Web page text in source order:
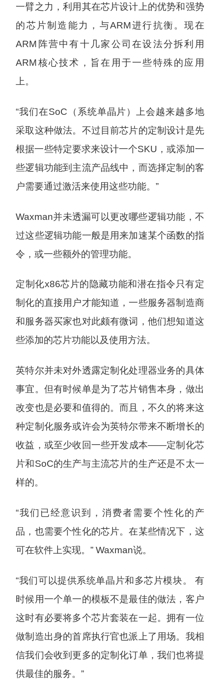
一臂之力，利用其在芯片设计上的优势和强势
的芯片制造能力，与ARM进行抗衡。现在
ARM阵营中有十几家公司在设法分拆利用
ARM核心技术，旨在用于一些特殊的应用
上。
“我们在SoC（系统单晶片）上会越来越多地
采取这种做法。不过目前芯片的定制设计是先
根据一些特定要求来设计一个SKU，或添加一
些逻辑功能到主流产品线中，而选择定制的客
户需要通过激活来使用这些功能。”
Waxman并未透漏可以更改哪些逻辑功能，不
过这些逻辑功能一般是用来加速某个函数的指
令，或一些额外的管理功能。
定制化x86芯片的隐藏功能和潜在指令只有定
制化的直接用户才能知道，一些服务器制造商
和服务器买家也对此颇有微词，他们想知道这
些添加的芯片功能以及使用方法。
英特尔并未对外透露定制化处理器业务的具体
事宜。但有时候单是为了芯片销售本身，做出
改变也是必要和值得的。而且，不久的将来这
种定制化服务或许会为英特尔带来不断增长的
收益，或至少收回一些开发成本——定制化芯
片和SoC的生产与主流芯片的生产还是不太一
样的。
“我们已经意识到，消费者需要个性化的产
品，也需要个性化的芯片。在某些情况下，这
可在软件上实现。” Waxman说。
“我们可以提供系统单晶片和多芯片模块。 有
时候用一个单一的模板不是最佳的做法，客户
这时有必要将多个芯片套装在一起。拥有一位
做制造出身的首席执行官也派上了用场。我相
信我们会收到更多的定制化订单，我们也将提
供最佳的服务。”